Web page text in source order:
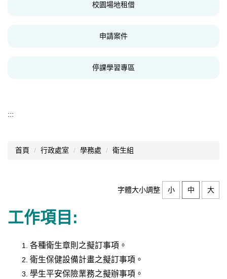
校園場地租借
申請案件
停課學習專區
:::
首頁 行政處室 學務處 衛生組
字體大小調整 小 中 大
工作項目:
各種衛生章則之擬訂事項。
衛生保健設備計畫之擬訂事項。
學生平安保險業務之擬辦事項。